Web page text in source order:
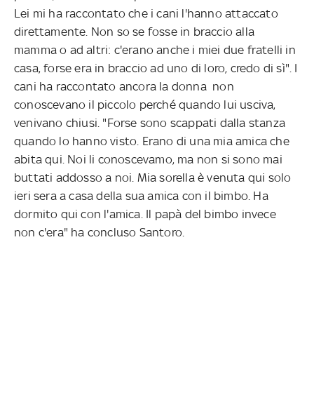
Lei mi ha raccontato che i cani l'hanno attaccato
direttamente. Non so se fosse in braccio alla
mamma o ad altri: c'erano anche i miei due fratelli in
casa, forse era in braccio ad uno di loro, credo di sì". I
cani ha raccontato ancora la donna non
conoscevano il piccolo perché quando lui usciva,
venivano chiusi. "Forse sono scappati dalla stanza
quando lo hanno visto. Erano di una mia amica che
abita qui. Noi li conoscevamo, ma non si sono mai
buttati addosso a noi. Mia sorella è venuta qui solo
ieri sera a casa della sua amica con il bimbo. Ha
dormito qui con l'amica. Il papà del bimbo invece
non c'era" ha concluso Santoro.